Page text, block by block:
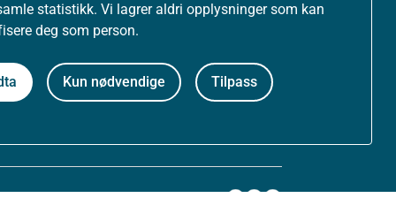
statistikk. Vi lagrer aldri opplysninger som kan
deg som person.
Kun nødvendige Tilpass
Nyhetsvarsel og abonnement
Åpne data (API)